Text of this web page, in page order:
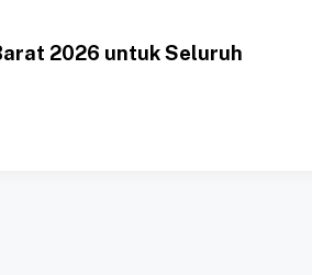
2026 untuk Seluruh